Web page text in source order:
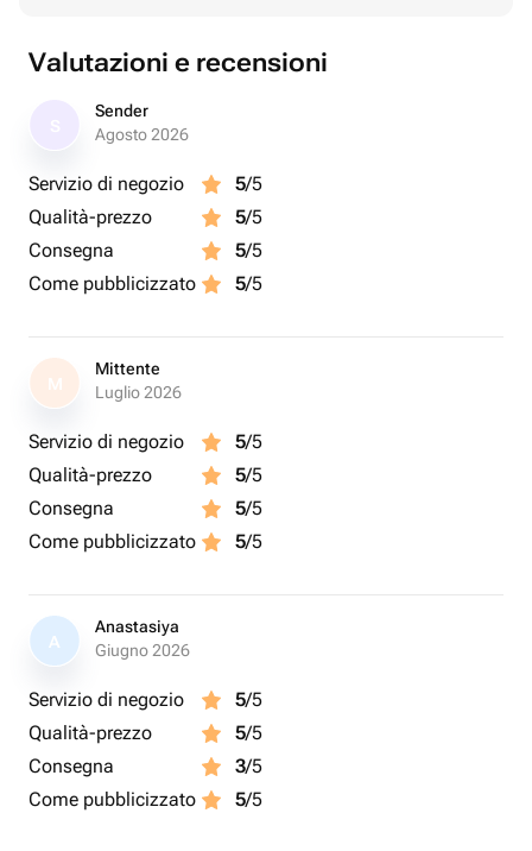
Valutazioni e recensioni
Sender
Agosto 2026
Servizio di negozio 5/5
Qualità-prezzo
5/5
Consegna
5/5
Come pubblicizzato
5/5
M
Mittente
Luglio 2026
Servizio di negozio 5/5
Qualità-prezzo
5/5
Consegna
5/5
Come pubblicizzato
5/5
A
Anastasiya
Giugno 2026
Servizio di negozio 5/5
Qualità-prezzo
5/5
Consegna
3/5
Come pubblicizzato
5/5